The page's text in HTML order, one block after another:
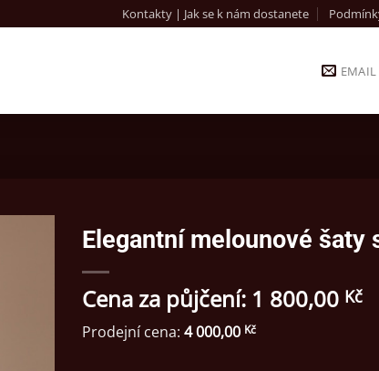
Kontakty | Jak se k nám dostanete
EMAIL
Elegantní melounové šaty
Cena za půjčení: 1 800,00 Kč
Prodejní cena: 4 000,00 Kč